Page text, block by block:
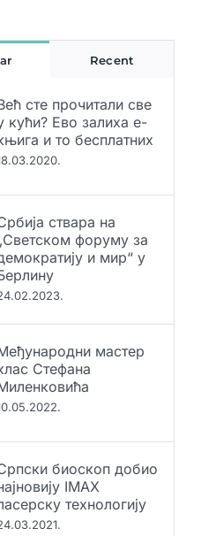
и то бесплатних
ствара на
и мир“ у
мастер
биоскоп добио
технологију